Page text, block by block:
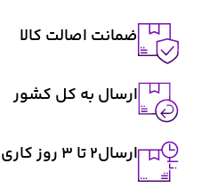
ضمانت اصالت کالا
ارسال به کل کشور
ارسال2 تا ۳ روز کاری